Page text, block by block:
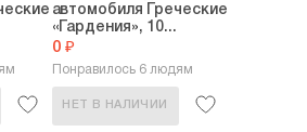
автомобиля Греческие
«Гардения», 10...
0 ₽
Понравилось 6 людям
НЕТ В НАЛИЧИИ